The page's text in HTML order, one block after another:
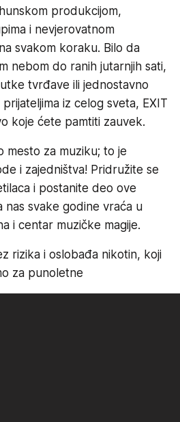
produkcijom,
i nevjerovatnom
svakom koraku. Bilo da
nebom do ranih jutarnjih sati,
tvrđave ili jednostavno
iz celog sveta, EXIT
koje ćete pamtiti zauvek.
mesto za muziku; to je
i zajedništva! Pridružite se
i postanite deo ove
nas svake godine vraća u
i centar muzičke magije.
rizika i oslobađa nikotin, koji
za punoletne